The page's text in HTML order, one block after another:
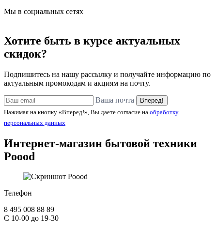
Мы в социальных сетях
Хотите быть в курсе актуальных
скидок?
Подпишитесь на нашу рассылку и получайте информацию по
актуальным промокодам и акциям на почту.
Ваша почта
Вперед!
Нажимая на кнопку «Вперед!», Вы даете согласие на обработку
персональных данных
Интернет-магазин бытовой техники
Poood
Телефон
8 495 008 88 89
С 10-00 до 19-30